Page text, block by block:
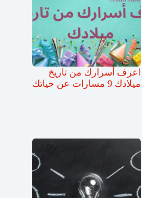
اعرف أسرارك من تاريخ
ميلادك 9 مسارات عن حياتك